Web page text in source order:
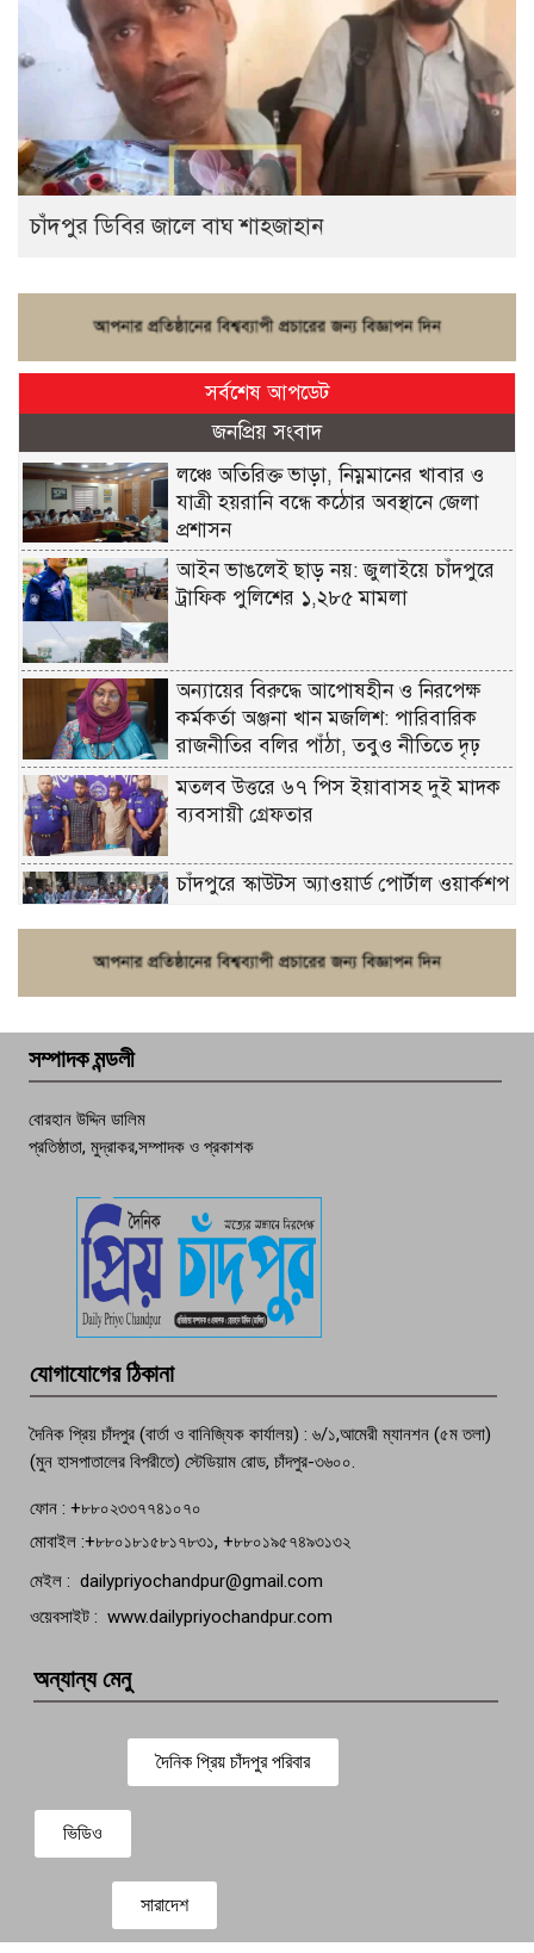
চাঁদপুর ডিবির জালে বাঘ শাহজাহান
সর্বশেষ আপডেট
জনপ্রিয় সংবাদ
লঞ্চে অতিরিক্ত ভাড়া, নিম্নমানের খাবার ও
যাত্রী হয়রানি বন্ধে কঠোর অবস্থানে জেলা
প্রশাসন
আইন ভাঙলেই ছাড় নয়: জুলাইয়ে চাঁদপুরে
ট্রাফিক পুলিশের ১,২৮৫ মামলা
অন্যায়ের বিরুদ্ধে আপোষহীন ও নিরপেক্ষ
কর্মকর্তা অঞ্জনা খান মজলিশ: পারিবারিক
রাজনীতির বলির পাঁঠা, তবুও নীতিতে দৃঢ়
মতলব উত্তরে ৬৭ পিস ইয়াবাসহ দুই মাদক
ব্যবসায়ী গ্রেফতার
চাঁদপুরে স্কাউটস অ্যাওয়ার্ড পোর্টাল ওয়ার্কশপ
পচা দুর্গন্ধে ৯৯৯-এ ফোন, ফরিদগঞ্জে
তরুণের অর্ধগলিত লাশ উদ্ধার
বেঁচে নেই, বিভিন্ন সংগঠনের শোক
সম্পাদক মন্ডলী
বোরহান উদ্দিন ডালিম
প্রতিষ্ঠাতা, মুদ্রাকর,সম্পাদক ও প্রকাশক
যোগাযোগের ঠিকানা
দৈনিক প্রিয় চাঁদপুর (বার্তা ও বানিজ্যিক কার্যালয়) : ৬/১,আমেরী ম্যানশন (৫ম তলা)
(মুন হাসপাতালের বিপরীতে) স্টেডিয়াম রোড, চাঁদপুর-৩৬০০.
ফোন : +৮৮০২৩৩৭৭৪১০৭০
মোবাইল :+৮৮০১৮১৫৮১৭৮৩১, +৮৮০১৯৫৭৪৯৩১৩২
মেইল : dailypriyochandpur@gmail.com
ওয়েবসাইট : www.dailypriyochandpur.com
অন্যান্য মেনু
দৈনিক প্রিয় চাঁদপুর পরিবার
ভিডিও
সারাদেশ